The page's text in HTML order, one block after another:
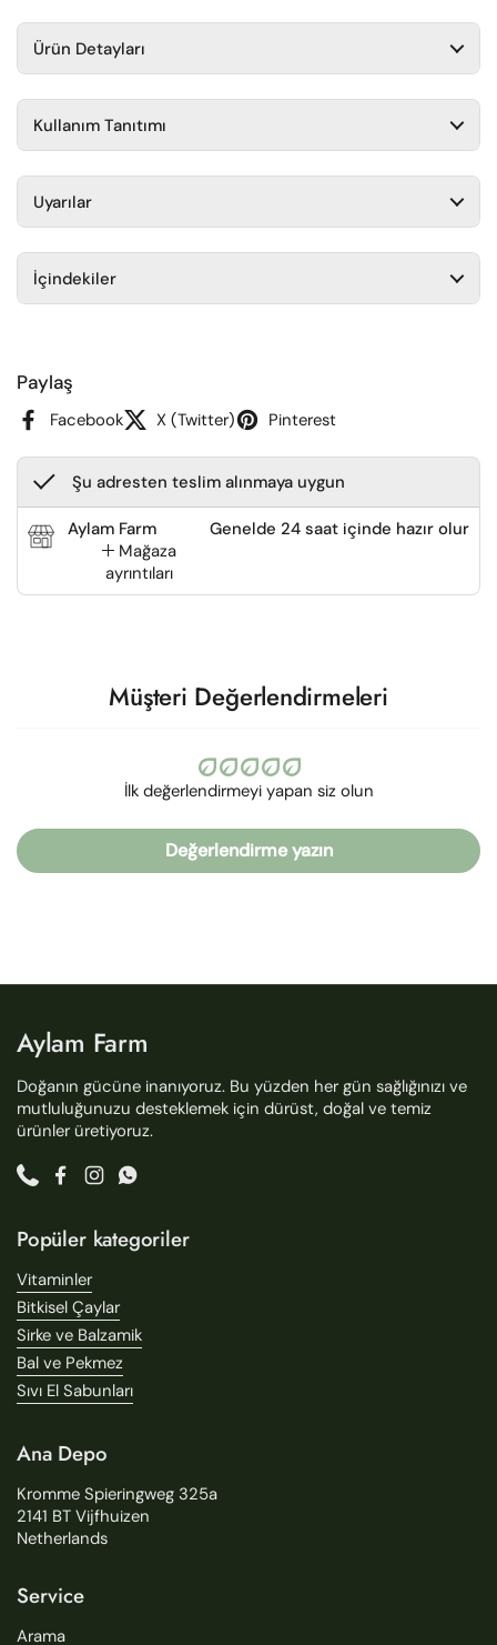
Ürün Detayları
Kullanım Tanıtımı
Uyarılar
İçindekiler
Paylaş
Facebook X (Twitter) Pinterest
Şu adresten teslim alınmaya uygun
Aylam Farm
Mağaza
ayrıntıları
Genelde 24 saat içinde hazır olur
Müşteri Değerlendirmeleri
İlk değerlendirmeyi yapan siz olun
Değerlendirme yazın
Aylam Farm
Doğanın gücüne inanıyoruz. Bu yüzden her gün sağlığınızı ve
mutluluğunuzu desteklemek için dürüst, doğal ve temiz
ürünler üretiyoruz.
PhoneFacebook
InstagramWhatsApp
Popüler kategoriler
Vitaminler
Bitkisel Çaylar
Sirke ve Balzamik
Bal ve Pekmez
Sıvı El Sabunları
Ana Depo
Kromme Spieringweg 325a
2141 BT Vijfhuizen
Netherlands
Service
Arama